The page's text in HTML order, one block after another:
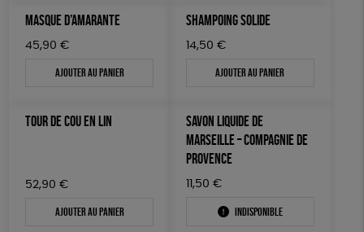
MASQUE D’AMARANTE
45,90 €
Ajouter au panier
SHAMPOING SOLIDE
14,50 €
Ajouter au panier
TOUR DE COU EN LIN
52,90 €
Ajouter au panier
SAVON LIQUIDE DE
MARSEILLE – COMPAGNIE DE
PROVENCE
11,50 €
Indisponible